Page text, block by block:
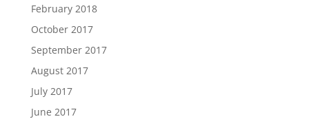
February 2018
October 2017
September 2017
August 2017
July 2017
June 2017